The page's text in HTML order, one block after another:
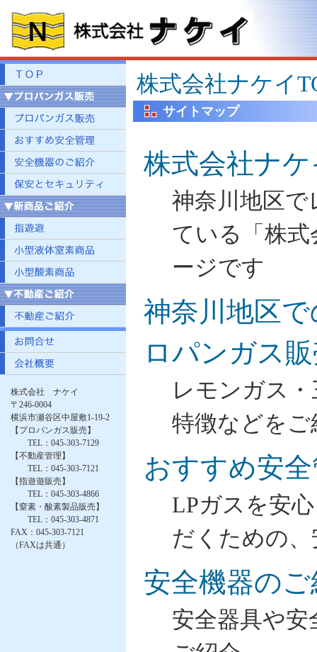
株式会社ナケイ
サイトマップ
株式会社ナケ
神奈川地区
ている「株
ージです
神奈川地区
ロパンガス
レモンガス
特徴などをご
おすすめ安
LPガスを安
だくための
安全機器の
安全器具や
株式会社 ナケイ
〒246-0004
横浜市瀬谷区中屋敷1-19-2
【プロパンガス販売】
TEL：045-303-7129
【不動産管理】
TEL：045-303-7121
【指遊遊販売】
TEL：045-303-4866
【窒素・酸素製品販売】
TEL：045-303-4871
FAX：045-303-7121
（FAXは共通）